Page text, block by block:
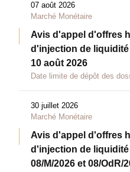
07 août 2026
Marché Monétaire
Avis d'appel d'offres
d'injection de liquidité
10 août 2026
Date limite de dépôt des
30 juillet 2026
Marché Monétaire
Avis d'appel d'offres
d'injection de liquidité
08/M/2026 et 08/OdR/